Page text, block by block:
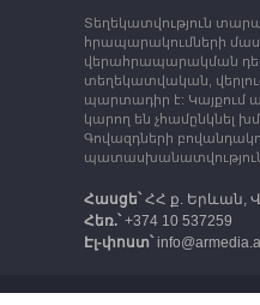
Տեղեկատվություն
հրապարակումների
վերահրապարակման
տեղեկատվական,
պարտադիր է: Կայքում
կարող են չհամընկնել
Գովազդների
պատասխանատվություն
Հասցե՝ՀՀ ք. Երևան,
Հեռ.՝+374 10 537259
Էլ-փոստ՝